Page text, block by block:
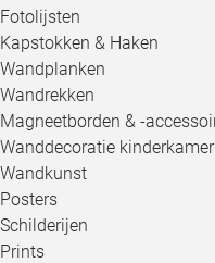
Fotolijsten
Kapstokken & Haken
Wandplanken
Wandrekken
Magneetborden & -
Wanddecoratie kinderkamer
Wandkunst
Posters
Schilderijen
Prints